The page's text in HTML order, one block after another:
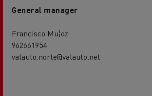
General manager
Francisco Mu¦oz
962661954
valauto.norte@valauto.net